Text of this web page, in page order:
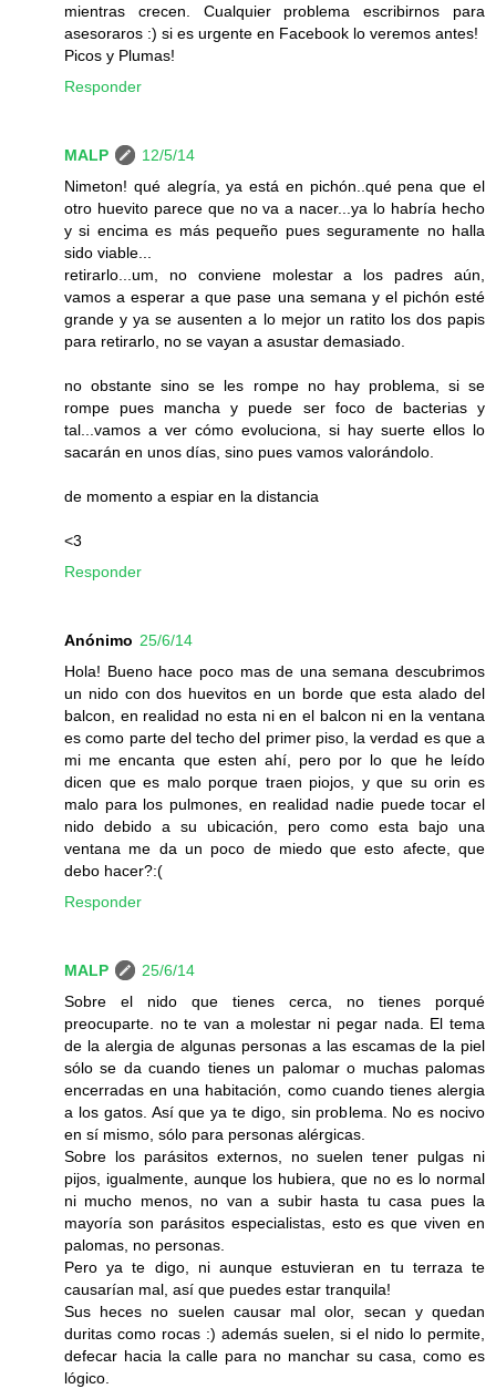
mientras crecen. Cualquier problema escribirnos para
asesoraros :) si es urgente en Facebook lo veremos antes!
Picos y Plumas!
Responder
MALP
12/5/14
Nimeton! qué alegría, ya está en pichón..qué pena que el
otro huevito parece que no va a nacer...ya lo habría hecho
y si encima es más pequeño pues seguramente no halla
sido viable...
retirarlo...um, no conviene molestar a los padres aún,
vamos a esperar a que pase una semana y el pichón esté
grande y ya se ausenten a lo mejor un ratito los dos papis
para retirarlo, no se vayan a asustar demasiado.
no obstante sino se les rompe no hay problema, si se
rompe pues mancha y puede ser foco de bacterias y
tal...vamos a ver cómo evoluciona, si hay suerte ellos lo
sacarán en unos días, sino pues vamos valorándolo.
de momento a espiar en la distancia
<3
Responder
Anónimo 25/6/14
Hola! Bueno hace poco mas de una semana descubrimos
un nido con dos huevitos en un borde que esta alado del
balcon, en realidad no esta ni en el balcon ni en la ventana
es como parte del techo del primer piso, la verdad es que a
mi me encanta que esten ahí, pero por lo que he leído
dicen que es malo porque traen piojos, y que su orin es
malo para los pulmones, en realidad nadie puede tocar el
nido debido a su ubicación, pero como esta bajo una
ventana me da un poco de miedo que esto afecte, que
debo hacer?:(
Responder
MALP
25/6/14
Sobre el nido que tienes cerca, no tienes porqué
preocuparte. no te van a molestar ni pegar nada. El tema
de la alergia de algunas personas a las escamas de la piel
sólo se da cuando tienes un palomar o muchas palomas
encerradas en una habitación, como cuando tienes alergia
a los gatos. Así que ya te digo, sin problema. No es nocivo
en sí mismo, sólo para personas alérgicas.
Sobre los parásitos externos, no suelen tener pulgas ni
pijos, igualmente, aunque los hubiera, que no es lo normal
ni mucho menos, no van a subir hasta tu casa pues la
mayoría son parásitos especialistas, esto es que viven en
palomas, no personas.
Pero ya te digo, ni aunque estuvieran en tu terraza te
causarían mal, así que puedes estar tranquila!
Sus heces no suelen causar mal olor, secan y quedan
duritas como rocas :) además suelen, si el nido lo permite,
defecar hacia la calle para no manchar su casa, como es
lógico.